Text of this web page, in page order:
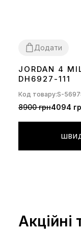
Додати
363738394041
JORDAN 4
DH6927-111
Код товару:S-
8900 грн4094
Акційні